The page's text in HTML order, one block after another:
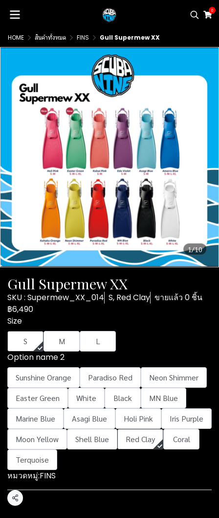
0
HOME สินค้าทั้งหมด FINS Gull Supermew XX
1/10
Gull Supermew XX
SKU : Supermew_XX_014 S, Red Clay ขายแล้ว 0 ชิ้น
฿6,490
Size
S M L
Option name 2
Sunshine Orange Paradiso Red
Neon Shimmer
Easter Green
White Black
MN Blue
Marine Blue
Asagi Blue Holi Pink
Iris Purple
Moon Yellow
Shell Blue Red Clay
Coral
Terquoise
หมวดหมู่:FINS
แชร์